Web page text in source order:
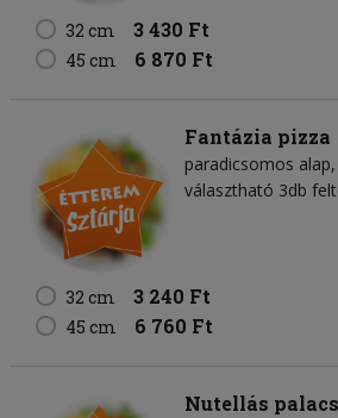
32 cm 3 430 Ft
45 cm 6 870 Ft
Fantázia pizza
paradicsomos alap
választható 3db
32 cm 3 240 Ft
45 cm 6 760 Ft
Nutellás